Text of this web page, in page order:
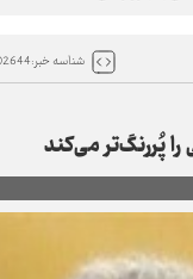
شناسه خبر:102644
پُررنگ‌تر می‌کند